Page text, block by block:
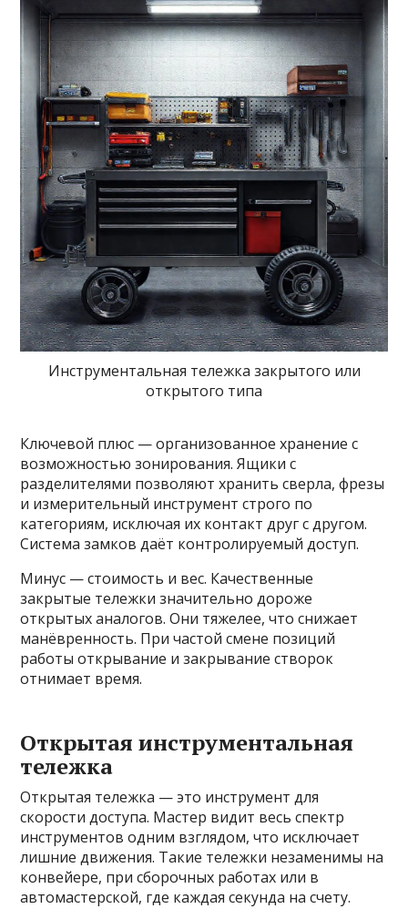
Инструментальная тележка закрытого или
открытого типа
Ключевой плюс — организованное хранение с
возможностью зонирования. Ящики с
разделителями позволяют хранить сверла, фрезы
и измерительный инструмент строго по
категориям, исключая их контакт друг с другом.
Система замков даёт контролируемый доступ.
Минус — стоимость и вес. Качественные
закрытые тележки значительно дороже
открытых аналогов. Они тяжелее, что снижает
манёвренность. При частой смене позиций
работы открывание и закрывание створок
отнимает время.
Открытая инструментальная
тележка
Открытая тележка — это инструмент для
скорости доступа. Мастер видит весь спектр
инструментов одним взглядом, что исключает
лишние движения. Такие тележки незаменимы на
конвейере, при сборочных работах или в
автомастерской, где каждая секунда на счету.